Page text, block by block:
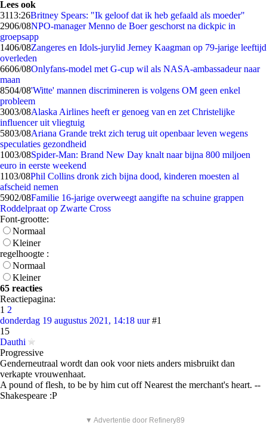
Lees ook
3113:26Britney Spears: "Ik geloof dat ik heb gefaald als moeder"
2906/08NPO-manager Menno de Boer geschorst na dickpic in
groepsapp
1406/08Zangeres en Idols-jurylid Jerney Kaagman op 79-jarige leeftijd
overleden
6606/08Onlyfans-model met G-cup wil als NASA-ambassadeur naar
maan
8504/08'Witte' mannen discrimineren is volgens OM geen enkel
probleem
3003/08Alaska Airlines heeft er genoeg van en zet Christelijke
influencer uit vliegtuig
5803/08Ariana Grande trekt zich terug uit openbaar leven wegens
speculaties gezondheid
1003/08Spider-Man: Brand New Day knalt naar bijna 800 miljoen
euro in eerste weekend
1103/08Phil Collins dronk zich bijna dood, kinderen moesten al
afscheid nemen
5902/08Familie 16-jarige overweegt aangifte na schuine grappen
Roddelpraat op Zwarte Cross
Font-grootte:
Normaal
Kleiner
regelhoogte :
Normaal
Kleiner
65 reacties
Reactiepagina:
1 2
donderdag 19 augustus 2021, 14:18 uur #1
15
Dauthi
Progressive
Genderneutraal wordt dan ook voor niets anders misbruikt dan
verkapte vrouwenhaat.
A pound of flesh, to be by him cut off Nearest the merchant's heart. --
Shakespeare :P
▼ Advertentie door Refinery89